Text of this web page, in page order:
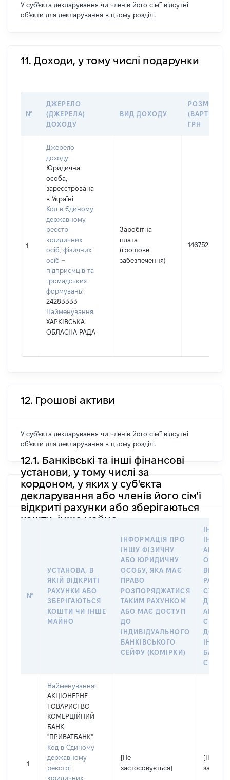
У суб'єкта декларування чи членів його сім'ї відсутні
об'єкти для декларування в цьому розділі.
11. Доходи, у тому числі подарунки
№
ДЖЕРЕЛО
(ДЖЕРЕЛА)
ДОХОДУ
ВИД ДОХОДУ
РОЗМІР
(ВАРТІСТЬ),
ГРН
1
Джерело
доходу:
Юридична
особа,
зареєстрована
в Україні
Код в Єдиному
державному
реєстрі
юридичних
осіб, фізичних
осіб –
підприємців та
громадських
формувань:
24283333
Найменування:
ХАРКІВСЬКА
ОБЛАСНА РАДА
Заробітна
плата
(грошове
забезпечення)
146752
12. Грошові активи
У суб'єкта декларування чи членів його сім'ї відсутні
об'єкти для декларування в цьому розділі.
12.1. Банківські та інші фінансові
установи, у тому числі за
кордоном, у яких у суб'єкта
декларування або членів його сім'ї
відкриті рахунки або зберігаються
кошти, інше майно
№
УСТАНОВА, В
ЯКІЙ ВІДКРИТІ
РАХУНКИ АБО
ЗБЕРІГАЮТЬСЯ
КОШТИ ЧИ ІНШЕ
МАЙНО
ІНФОРМАЦІЯ ПРО
ІНШУ ФІЗИЧНУ
АБО ЮРИДИЧНУ
ОСОБУ, ЯКА МАЄ
ПРАВО
РОЗПОРЯДЖАТИСЯ
ТАКИМ РАХУНКОМ
АБО МАЄ ДОСТУП
ДО
ІНДИВІДУАЛЬНОГО
БАНКІВСЬКОГО
СЕЙФУ (КОМІРКИ)
ІНШУ
АБО
АБО
СІМ’Ї
СЕЙФУ
1
Найменування:
АКЦІОНЕРНЕ
ТОВАРИСТВО
КОМЕРЦІЙНИЙ
БАНК
"ПРИВАТБАНК"
Код в Єдиному
державному
реєстрі
юридичних
[Не
застосовується]
[Не